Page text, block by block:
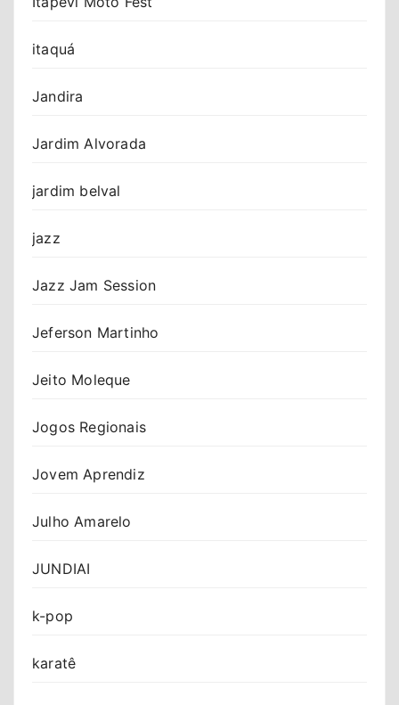
itaquá
Jandira
Jardim Alvorada
jardim belval
jazz
Jazz Jam Session
Jeferson Martinho
Jeito Moleque
Jogos Regionais
Jovem Aprendiz
Julho Amarelo
JUNDIAI
k-pop
karatê